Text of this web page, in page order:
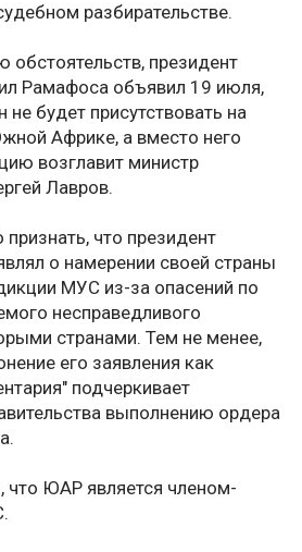
разбирательстве.
обстоятельств, президент
Рамафоса объявил 19 июля,
не будет присутствовать на
Африке, а вместо него
возглавит министр
Лавров.
что президент
о намерении своей страны
МУС из-за опасений по
несправедливого
странами. Тем не менее,
его заявления как
подчеркивает
выполнению ордера
что ЮАР является членом-